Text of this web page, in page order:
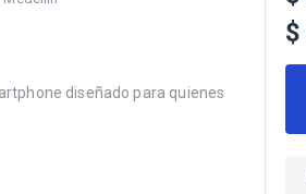
diseñado para quienes
$